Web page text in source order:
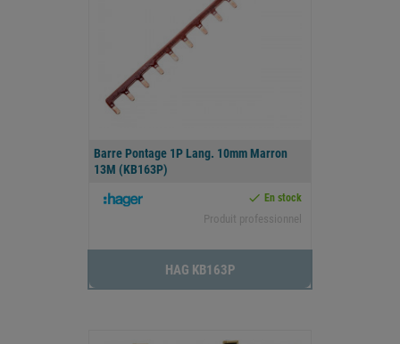
Barre Pontage 1P Lang. 10mm Marron
13M (KB163P)
 En stock
Produit professionnel
HAG KB163P